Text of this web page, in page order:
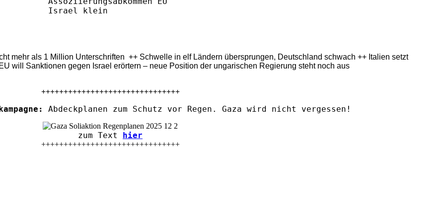
mehr als 1 Million Unterschriften ++ Schwelle in elf Ländern übersprungen, Deutschland schwach ++ Italien setzt
will Sanktionen gegen Israel erörtern – neue Position der ungarischen Regierung steht noch aus
+++++++++++++++++++++++++++++++
Abdeckplanen zum Schutz vor Regen. Gaza wird nicht vergessen!
zum Text hier
+++++++++++++++++++++++++++++++